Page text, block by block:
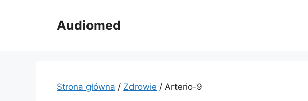
Audiomed
Strona główna / Zdrowie / Arterio-9